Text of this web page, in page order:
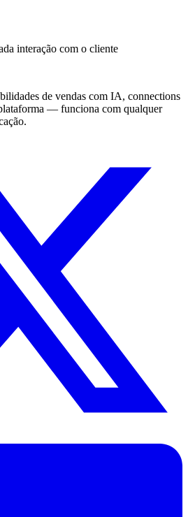
interação com o cliente
de vendas com IA, connections
— funciona com qualquer